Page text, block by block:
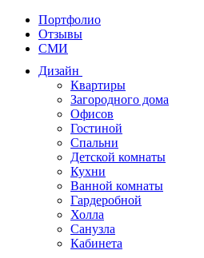
Портфолио
Отзывы
СМИ
Дизайн
Квартиры
Загородного дома
Офисов
Гостиной
Спальни
Детской комнаты
Кухни
Ванной комнаты
Гардеробной
Холла
Санузла
Кабинета